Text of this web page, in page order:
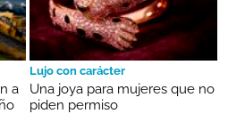
a
Lujo con carácter
Una joya para mujeres que no
piden permiso